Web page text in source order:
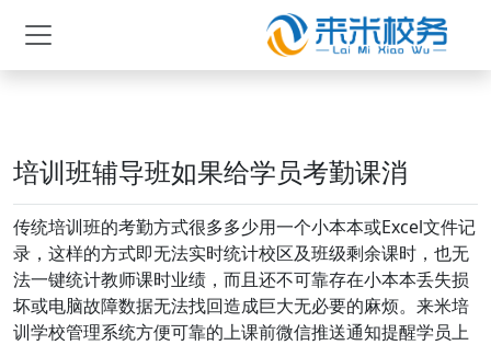
培训班辅导班如果给学员考勤课消
传统培训班的考勤方式很多多少用一个小本本或Excel文件记
录，这样的方式即无法实时统计校区及班级剩余课时，也无
法一键统计教师课时业绩，而且还不可靠存在小本本丢失损
坏或电脑故障数据无法找回造成巨大无必要的麻烦。来米培
训学校管理系统方便可靠的上课前微信推送通知提醒学员上